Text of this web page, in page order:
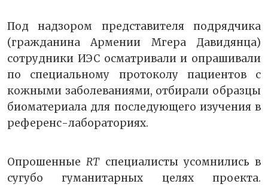
Под надзором представителя подрядчика
(гражданина Армении Мгера Давидянца)
сотрудники ИЭС осматривали и опрашивали
по специальному протоколу пациентов с
кожными заболеваниями, отбирали образцы
биоматериала для последующего изучения в
референс-лабораториях.
ОпрошенныеRTспециалисты усомнились в
сугубо гуманитарных целях проекта.